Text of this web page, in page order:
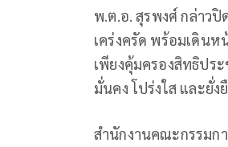
พ.ต.อ. สุรพงศ์ กล่าว
เคร่งครัด พร้อมเดิน
เพียงคุ้มครองสิทธิปร
มั่นคง โปร่งใส และยั่ง
สำนักงานคณะกรรมก